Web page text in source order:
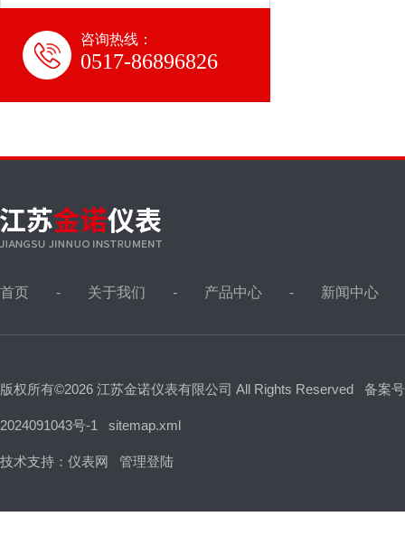
咨询热线：
0517-86896826
首页 关于我们 产品中心 新闻中心
版权所有©2026 江苏金诺仪表有限公司 All Rights Reserved 备案
2024091043号-1 sitemap.xml
技术支持： 仪表网 管理登陆